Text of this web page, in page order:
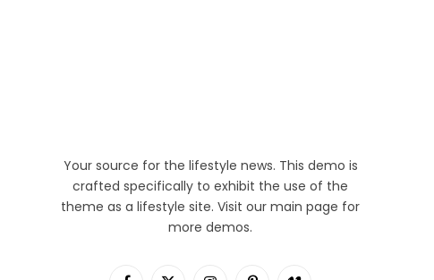
Your source for the lifestyle news. This demo is
crafted specifically to exhibit the use of the
theme as a lifestyle site. Visit our main page for
more demos.